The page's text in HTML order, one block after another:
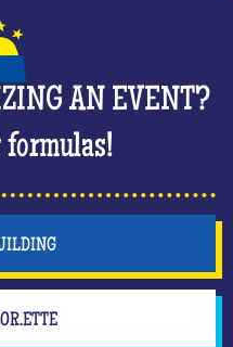
AN EVENT?
formulas!